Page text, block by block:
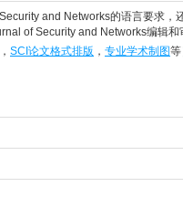
and Networks的语言要求，
of Security and Networks编辑和
， SCI论文格式排版 ， 专业学术制图